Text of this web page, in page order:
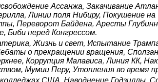
Ассанжа, Закачивание
Линии поля Нибиру, Покушение
Переворот Байдена, Аресты
Биби перед Конгрессом.
Жизнь и свет, Испытание
о прекращении вращения,
Коррупция Малависа, Линия КК,
Мумии Перу, Утопления во время
США, Наводнение Годзиллы,